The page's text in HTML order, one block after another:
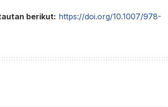
berikut: https://doi.org/10.1007/978-